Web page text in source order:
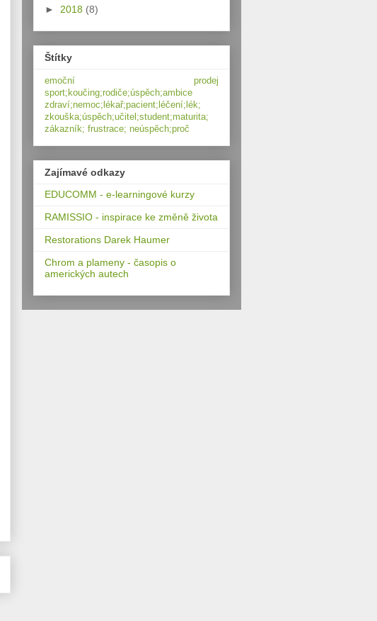
► 2018 (8)
Štítky
emoční prodej
sport;koučing;rodiče;úspěch;ambice
zdraví;nemoc;lékař;pacient;léčení;lék;
zkouška;úspěch;učitel;student;maturita;
zákazník; frustrace; neúspěch;proč
Zajímavé odkazy
EDUCOMM - e-learningové kurzy
RAMISSIO - inspirace ke změně života
Restorations Darek Haumer
Chrom a plameny - časopis o
amerických autech